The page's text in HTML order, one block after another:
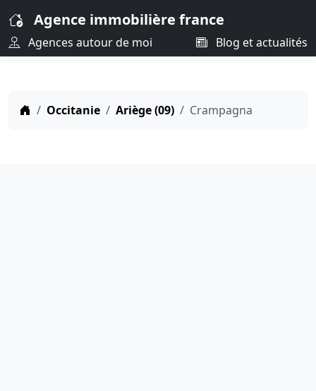
Agence immobilière france
Agences autour de moi Blog et actualités
Occitanie Ariège (09) Crampagna